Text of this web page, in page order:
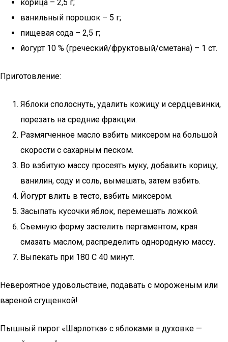
корица – 2,5 г;
ванильный порошок – 5 г;
пищевая сода – 2,5 г;
йогурт 10 % (греческий/фруктовый/сметана) – 1 ст.
Приготовление:
Яблоки сполоснуть, удалить кожицу и сердцевинки,
порезать на средние фракции.
Размягченное масло взбить миксером на большой
скорости с сахарным песком.
Во взбитую массу просеять муку, добавить корицу,
ванилин, соду и соль, вымешать, затем взбить.
Йогурт влить в тесто, взбить миксером.
Засыпать кусочки яблок, перемешать ложкой.
Съемную форму застелить пергаментом, края
смазать маслом, распределить однородную массу.
Выпекать при 180 С 40 минут.
Невероятное удовольствие, подавать с мороженым или
вареной сгущенкой!
Пышный пирог «Шарлотка» с яблоками в духовке —